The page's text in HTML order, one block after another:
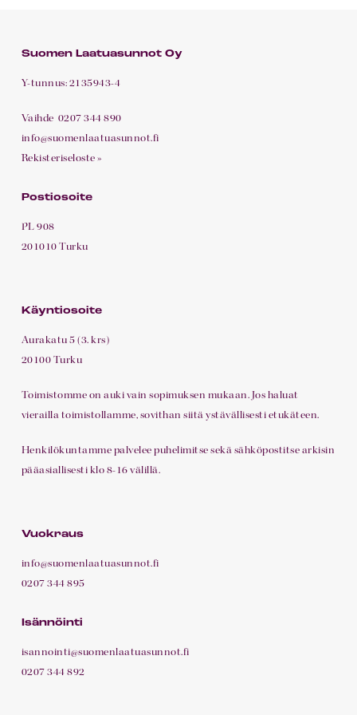
Suomen Laatuasunnot Oy
Y-tunnus: 2135943-4
Vaihde 0207 344 890
info@suomenlaatuasunnot.fi
Rekisteriseloste »
Postiosoite
PL 908
201010 Turku
Käyntiosoite
Aurakatu 5 (3. krs)
20100 Turku
Toimistomme on auki vain sopimuksen mukaan. Jos haluat
vierailla toimistollamme, sovithan siitä ystävällisesti etukäteen.
Henkilökuntamme palvelee puhelimitse sekä sähköpostitse arkisin
pääasiallisesti klo 8-16 välillä.
Vuokraus
info@suomenlaatuasunnot.fi
0207 344 895
Isännöinti
isannointi@suomenlaatuasunnot.fi
0207 344 892